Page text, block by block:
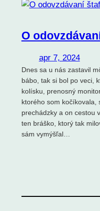
O
apr 7, 2024
Dnes sa u nás zastavil
bábo, tak si bol po veci,
kolísku, prenosný
ktorého som kočíkovala,
prechádzky a on cestou
ten bráško, ktorý tak
sám vymýšľal…